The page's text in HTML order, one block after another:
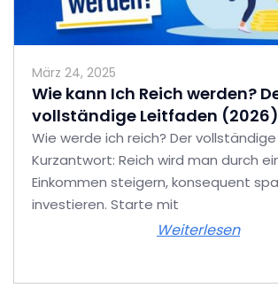
März 24, 2025
Wie kann Ich Reich werden?
vollständige Leitfaden (2026)
Wie werde ich reich? Der
Kurzantwort: Reich wird man durch
Einkommen steigern, konsequent
investieren. Starte mit
Weiterlesen